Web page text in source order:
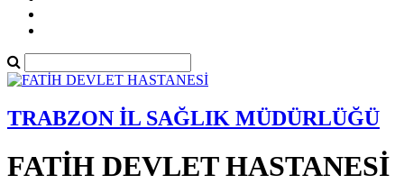
TRABZON İL SAĞLIK MÜDÜRLÜĞÜ
FATİH DEVLET HASTANESİ